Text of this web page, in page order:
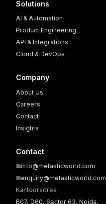
Solutions
AI & Automation
Product Engineering
API & Integrations
Cloud & DevOps
Company
About Us
Careers
Contact
Insights
Contact
✉info@metasticworld.com
✉enquiry@metasticworld.com
Kantooradres
B07, D60, Sector 63, Noida,